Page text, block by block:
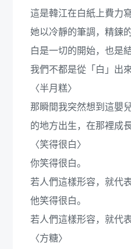
這是韓江在白紙上費力
她以冷靜的筆調，精鍊
白是一切的開始，也是結
我們不都是從「白」出
〈半月糕〉
那瞬間我突然想到這嬰
的地方出生，在那裡成長
〈笑得很白〉
你笑得很白。
若人們這樣形容，就代
他笑得很白。
若人們這樣形容，就代
〈方糖〉